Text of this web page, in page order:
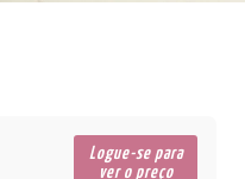
Logue-se para
ver o preço